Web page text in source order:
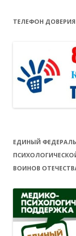
ТЕЛЕФОН ДОВЕРИЯ
ЕДИНЫЙ
ВОИНОВ